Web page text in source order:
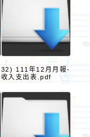
32) 111年12月月報-
收入支出表.pdf